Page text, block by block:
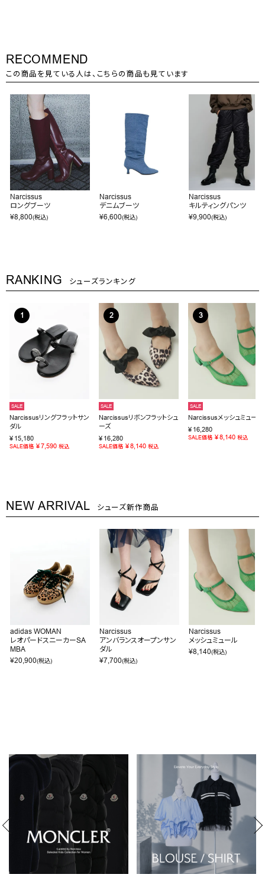
RECOMMEND
この商品を見ている人は、こちらの商品も見ています
Narcissus
ロングブーツ
¥8,800(税込)
Narcissus
デニムブーツ
¥6,600(税込)
Narcissus
キルティングパンツ
¥9,900(税込)
RANKING シューズランキング
SALE
Narcissusリングフラットサン
ダル
¥ 15,180
SALE価格 ¥7,590 税込
SALE
Narcissusリボンフラットシュ
ーズ
¥ 16,280
SALE価格 ¥8,140 税込
SALE
Narcissusメッシュミュール
¥ 16,280
SALE価格 ¥8,140 税込
NEW ARRIVAL シューズ新作商品
adidas WOMAN
レオパードスニーカーSA
MBA
¥20,900(税込)
Narcissus
アンバランスオープンサン
ダル
¥7,700(税込)
Narcissus
メッシュミュール
¥8,140(税込)